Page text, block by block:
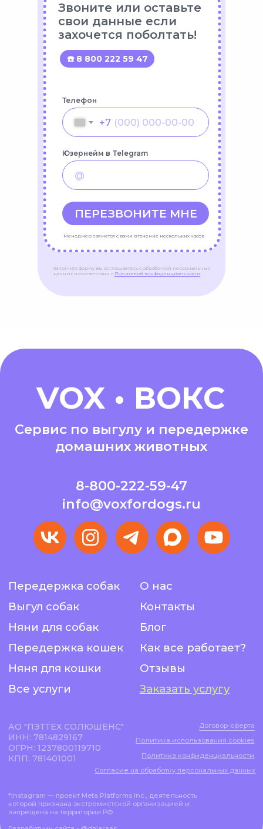
Телефон
+7
Юзернейм в Telegram
ПЕРЕЗВОНИТЕ МНЕ
Звоните или оставьте
свои данные если
захочется поболтать!
Менеджер свяжется с вами в течение нескольких часов
☎️ 8 800 222 59 47
Заполняя форму вы соглашаетесь с обработкой персональных
данных в соответствии с Политикой конфиденциальности